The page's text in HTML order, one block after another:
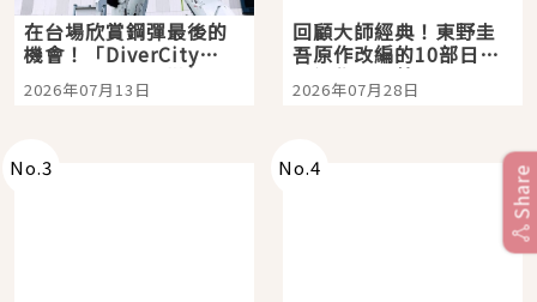
在台場欣賞鋼彈最後的
機會！「DiverCity
Tokyo Plaza」搭船、
購物、美食及夜景，一
2026年07月13日
回顧大師經典！東野圭
吾原作改編的10部日本
影視作品推薦
2026年07月28日
No.3 No.4 Share